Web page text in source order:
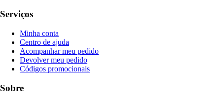
Serviços
Minha conta
Centro de ajuda
Acompanhar meu pedido
Devolver meu pedido
Códigos promocionais
Sobre